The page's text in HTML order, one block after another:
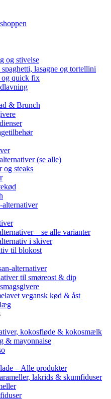
og stivelse
lasagne og tortellini
og quick fix
& Brunch
(se alle)
og steaks
alternativer
– se alle varianter
i skiver
til blokost
alternativer
til smøreost & dip
vegansk kød & åst
kokosfløde & kokosmælk
& mayonnaise
– Alle produkter
lakrids & skumfiduser